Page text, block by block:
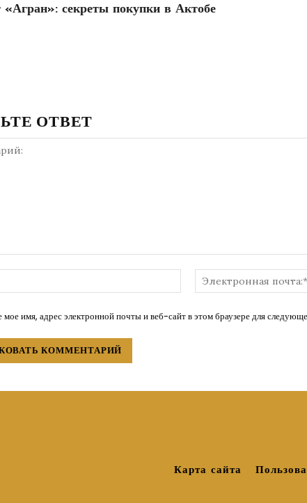
секреты покупки в Актобе
ОТВЕТ
Имя:*
мое имя, адрес электронной почты и веб-сайт в этом браузере для
Карта сайта